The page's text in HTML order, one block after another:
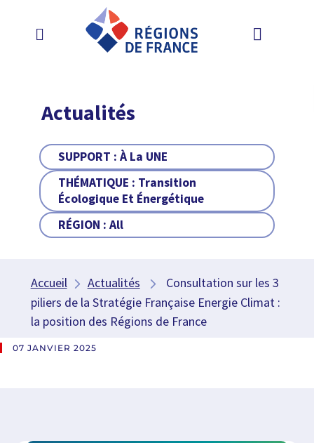
Actualités
SUPPORT :À La UNE
THÉMATIQUE : Transition
Écologique Et Énergétique
RÉGION :All
Accueil Actualités
Consultation sur les 3
piliers de la Stratégie Française Energie Climat :
la position des Régions de France
07 JANVIER 2025